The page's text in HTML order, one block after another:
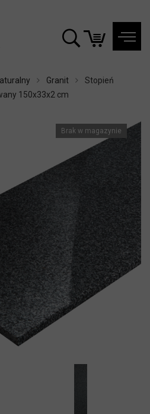
Granit
Stopień
150x33x2 cm
Brak w magazynie